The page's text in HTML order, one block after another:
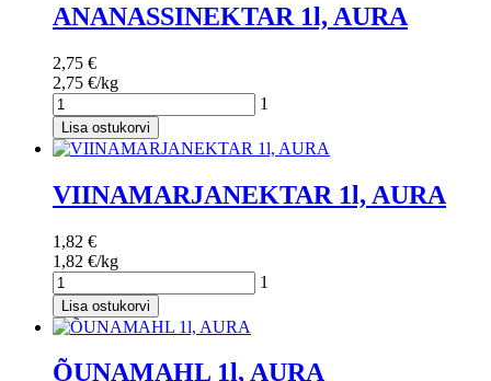
ANANASSINEKTAR 1l, AURA
2,75 €
2,75 €/kg
1
Lisa ostukorvi
VIINAMARJANEKTAR 1l, AURA
1,82 €
1,82 €/kg
1
Lisa ostukorvi
ÕUNAMAHL 1l, AURA